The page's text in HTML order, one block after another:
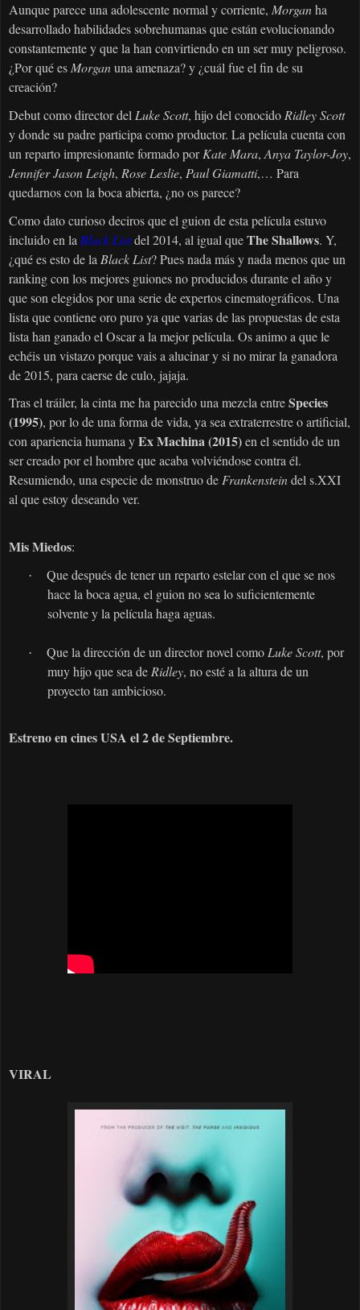
Aunque parece una adolescente normal y corriente, Morganha
desarrollado habilidades sobrehumanas que están evolucionando
constantemente y que la han convirtiendo en un ser muy peligroso.
¿Por qué esMorganuna amenaza? y ¿cuál fue el fin de su
creación?
Debut como director del Luke Scott, hijo del conocido Ridley Scott
y donde su padre participa como productor. La película cuenta con
un reparto impresionante formado porKate Mara, Anya Taylor-Joy,
Jennifer Jason Leigh, Rose Leslie, Paul Giamatti,… Para
quedarnos con la boca abierta, ¿no os parece?
Como dato curioso deciros que el guion de esta película estuvo
incluido en la Black Listdel 2014, al igual queThe Shallows. Y,
¿qué es esto de la Black List? Pues nada más y nada menos que un
ranking con los mejores guiones no producidos durante el año y
que son elegidos por una serie de expertos cinematográficos. Una
lista que contiene oro puro ya que varias de las propuestas de esta
lista han ganado el Oscar a la mejor película. Os animo a que le
echéis un vistazo porque vais a alucinar y si no mirar la ganadora
de 2015, para caerse de culo, jajaja.
Tras el tráiler, la cinta me ha parecido una mezcla entreSpecies
(1995), por lo de una forma de vida, ya sea extraterrestre o artificial,
con apariencia humana yEx Machina (2015)en el sentido de un
ser creadopor el hombre que acaba volviéndose contra él.
Resumiendo, una especie de monstruo deFrankensteindel s.XXI
al que estoy deseando ver.
Mis Miedos:
·
Que después de tener un reparto estelar con el que se nos
hace la boca agua, el guion no sea lo suficientemente
solvente y la película haga aguas.
· Que la dirección de un director novel como Luke Scott, por
muy hijo que sea de Ridley, no esté a la altura de un
proyecto tan ambicioso.
Estreno en cines USA el 2 de Septiembre.
VIRAL